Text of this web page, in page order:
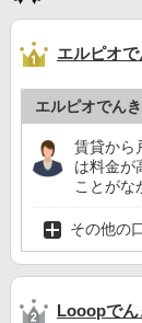
エルピオで
エルピオでん
賃貸から
は料金が
ことがな
その他の
Looopでん